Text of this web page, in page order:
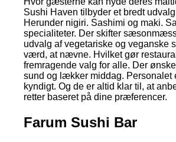
Sushi Haven tilbyder et bredt
Herunder nigiri. Sashimi og maki.
specialiteter. Der skifter
udvalg af vegetariske og veganske
værd, at nævne. Hvilket gør
fremragende valg for alle. Der
sund og lækker middag. Personalet
kyndigt. Og de er altid klar til, at
retter baseret på dine præferencer.
Farum Sushi Bar